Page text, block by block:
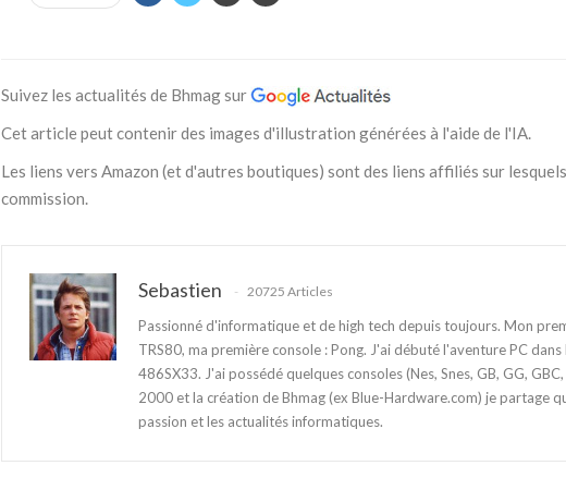
Suivez les actualités de Bhmag sur
Cet article peut contenir des images d'illustration générées à l'aide de l'IA.
Les liens vers Amazon (et d'autres boutiques) sont des liens affiliés sur
commission.
Sebastien 20725 Articles
Passionné d'informatique et de high tech depuis toujours. Mon
TRS80, ma première console : Pong. J'ai débuté l'aventure PC dans
486SX33. J'ai possédé quelques consoles (Nes, Snes, GB, GG,
2000 et la création de Bhmag (ex Blue-Hardware.com) je partage
passion et les actualités informatiques.